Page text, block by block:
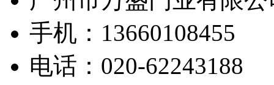
手机：13660108455
电话：020-62243188